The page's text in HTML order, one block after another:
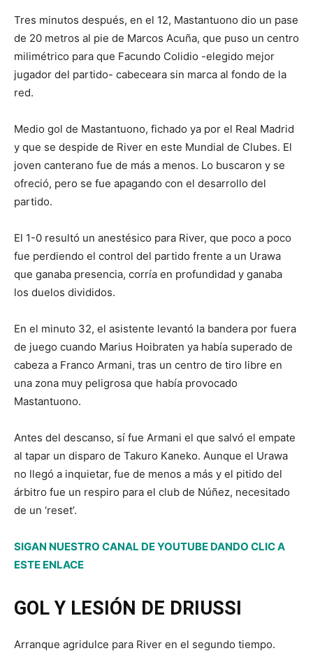
Tres minutos después, en el 12, Mastantuono dio un pase
de 20 metros al pie de Marcos Acuña, que puso un centro
milimétrico para que Facundo Colidio -elegido mejor
jugador del partido- cabeceara sin marca al fondo de la
red.
Medio gol de Mastantuono, fichado ya por el Real Madrid
y que se despide de River en este Mundial de Clubes. El
joven canterano fue de más a menos. Lo buscaron y se
ofreció, pero se fue apagando con el desarrollo del
partido.
El 1-0 resultó un anestésico para River, que poco a poco
fue perdiendo el control del partido frente a un Urawa
que ganaba presencia, corría en profundidad y ganaba
los duelos divididos.
En el minuto 32, el asistente levantó la bandera por fuera
de juego cuando Marius Hoibraten ya había superado de
cabeza a Franco Armani, tras un centro de tiro libre en
una zona muy peligrosa que había provocado
Mastantuono.
Antes del descanso, sí fue Armani el que salvó el empate
al tapar un disparo de Takuro Kaneko. Aunque el Urawa
no llegó a inquietar, fue de menos a más y el pitido del
árbitro fue un respiro para el club de Núñez, necesitado
de un ‘reset’.
SIGAN NUESTRO CANAL DE YOUTUBE DANDO CLIC A
ESTE ENLACE
GOL Y LESIÓN DE DRIUSSI
Arranque agridulce para River en el segundo tiempo.